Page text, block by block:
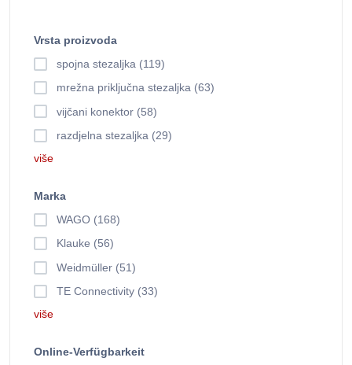
Vrsta proizvoda
spojna stezaljka (119)
mrežna priključna stezaljka (63)
vijčani konektor (58)
razdjelna stezaljka (29)
više
Marka
WAGO (168)
Klauke (56)
Weidmüller (51)
TE Connectivity (33)
više
Online-Verfügbarkeit